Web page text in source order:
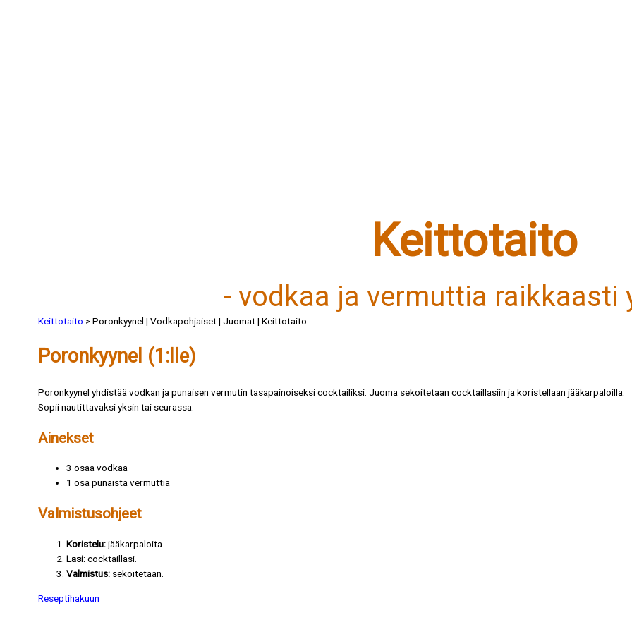
Keittotaito
- vodkaa ja vermuttia raikkaasti
Keittotaito > Poronkyynel | Vodkapohjaiset | Juomat | Keittotaito
Poronkyynel (1:lle)
Poronkyynel yhdistää vodkan ja punaisen vermutin tasapainoiseksi cocktailiksi. Juoma sekoitetaan cocktaillasiin ja koristellaan jääkarpaloilla.
Sopii nautittavaksi yksin tai seurassa.
Ainekset
3 osaa vodkaa
1 osa punaista vermuttia
Valmistusohjeet
Koristelu:jääkarpaloita.
Lasi:cocktaillasi.
Valmistus: sekoitetaan.
Reseptihakuun